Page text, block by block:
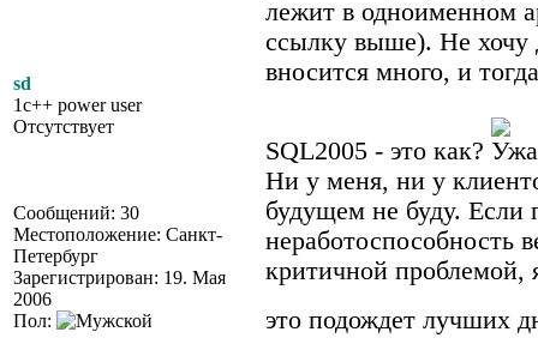
sd
1c++ power user
Отсутствует
Сообщений: 30
Местоположение: Санкт-
Петербург
Зарегистрирован: 19. Мая
2006
Пол:
лежит в одноименном
ссылку выше). Не хочу
вносится много, и
SQL2005 - это как?
Ни у меня, ни у
будущем не буду. Если
неработоспособность
критичной проблемой,
это подождет лучших